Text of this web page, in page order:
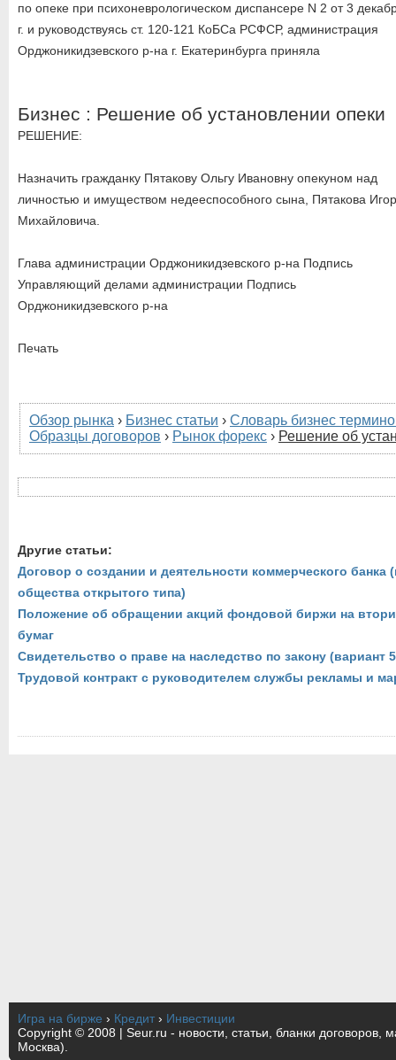
по опеке при психоневрологическом диспансере N 2 от 3
г. и руководствуясь ст. 120-121 КоБСа РСФСР, администрация
Орджоникидзевского р-на г. Екатеринбурга приняла
Бизнес : Решение об установлении опеки
РЕШЕНИЕ:
Назначить гражданку Пятакову Ольгу Ивановну опекуном над
личностью и имуществом недееспособного сына, Пятакова
Михайловича.
Глава администрации Орджоникидзевского р-на Подпись
Управляющий делами администрации Подпись
Орджоникидзевского р-на
Печать
Обзор рынка › Бизнес статьи › Словарь бизнес
Образцы договоров › Рынок форекс › Решение об
Другие статьи:
Договор о создании и деятельности коммерческого банка
общества открытого типа)
Положение об обращении акций фондовой биржи на
бумаг
Свидетельство о праве на наследство по закону (вариант
Трудовой контракт с руководителем службы рекламы и
Игра на бирже › Кредит › Инвестиции
Copyright © 2008 | Seur.ru - новости, статьи, бланки договоров,
Москва).